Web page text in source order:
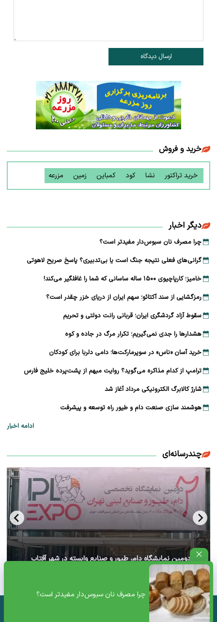
چرا مصرف نان سبوس‌دار مفیدتر است؟
ارسال دیدگاه
خرید و فروش
خرید تراکتور نشا کود کمباین زمین مزرعه
دیگر اخبار
چرا مصرف نان سبوس‌دار مفیدتر است؟
گرانی‌های فعلی نتیجه جنگ است یا بی‌تدبیری؟ پاسخ صریح لاهوتی
خامیز؛ کارپاچیوی ۱۵۰۰ ساله ساسانی که شما را غافلگیر می‌کند!
رمزگشایی از سند آکتائو؛ سهم ایران از دریای خزر چقدر است؟
سقوط آزاد گردشگری ایران؛ قربانی رانت دولتی و تحریم
هشدارها را جدی نمی‌گیریم؛ تکرار مرگ در جاده و کوه
خرید آسان «ناس» در سوپرمارکت‌ها؛ دامی دلربا برای کودکان
ترامپ از کدام مذاکره می‌گوید؟ روایت مبهم از پشت‌پرده خلیج فارس
شارژ کالابرگ الکترونیکی مرداد آغاز شد
هوشمند سازی صنعت دام و طیور راه توسعه و پیشرفت
ادامه اخبار
چندرسانه‌ای
آغاز دومین نمایشگاه دام، طیور و صنایع وابسته در شهر آفتاب
تهران+ ویدئو